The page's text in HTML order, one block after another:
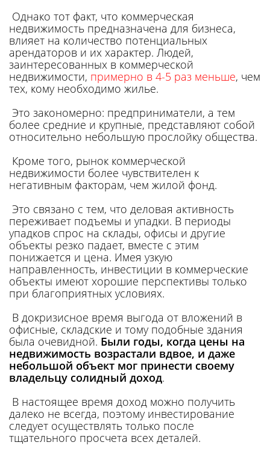
Однако тот факт, что коммерческая
недвижимость предназначена для бизнеса,
влияет на количество потенциальных
арендаторов и их характер. Людей,
заинтересованных в коммерческой
недвижимости, примерно в 4-5 раз меньше, чем
тех, кому необходимо жилье.
Это закономерно: предприниматели, а тем
более средние и крупные, представляют собой
относительно небольшую прослойку общества.
Кроме того, рынок коммерческой
недвижимости более чувствителен к
негативным факторам, чем жилой фонд.
Это связано с тем, что деловая активность
переживает подъемы и упадки. В периоды
упадков спрос на склады, офисы и другие
объекты резко падает, вместе с этим
понижается и цена. Имея узкую
направленность, инвестиции в коммерческие
объекты имеют хорошие перспективы только
при благоприятных условиях.
В докризисное время выгода от вложений в
офисные, складские и тому подобные здания
была очевидной. Были годы, когда цены на
недвижимость возрастали вдвое, и даже
небольшой объект мог принести своему
владельцу солидный доход.
В настоящее время доход можно получить
далеко не всегда, поэтому инвестирование
следует осуществлять только после
тщательного просчета всех деталей.